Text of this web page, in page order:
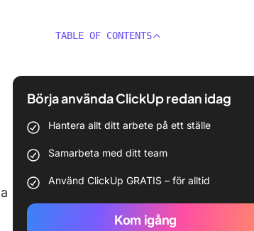
TABLE OF CONTENTS
Börja använda ClickUp redan idag
Hantera allt ditt arbete på ett ställe
Samarbeta med ditt team
Använd ClickUp GRATIS – för alltid
Kom igång